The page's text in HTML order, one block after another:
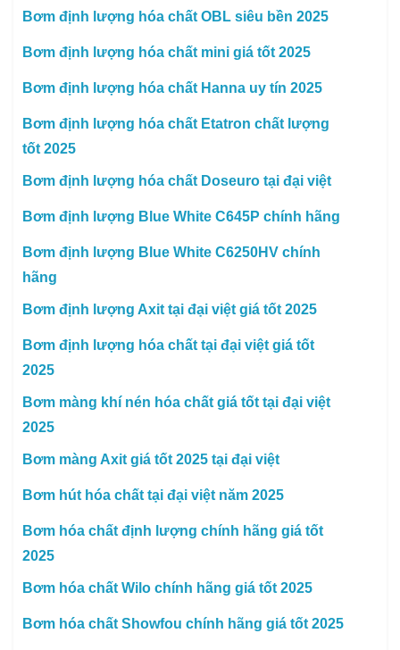
Bơm định lượng hóa chất OBL siêu bền 2025
Bơm định lượng hóa chất mini giá tốt 2025
Bơm định lượng hóa chất Hanna uy tín 2025
Bơm định lượng hóa chất Etatron chất lượng
tốt 2025
Bơm định lượng hóa chất Doseuro tại đại việt
Bơm định lượng Blue White C645P chính hãng
Bơm định lượng Blue White C6250HV chính
hãng
Bơm định lượng Axit tại đại việt giá tốt 2025
Bơm định lượng hóa chất tại đại việt giá tốt
2025
Bơm màng khí nén hóa chất giá tốt tại đại việt
2025
Bơm màng Axit giá tốt 2025 tại đại việt
Bơm hút hóa chất tại đại việt năm 2025
Bơm hóa chất định lượng chính hãng giá tốt
2025
Bơm hóa chất Wilo chính hãng giá tốt 2025
Bơm hóa chất Showfou chính hãng giá tốt 2025